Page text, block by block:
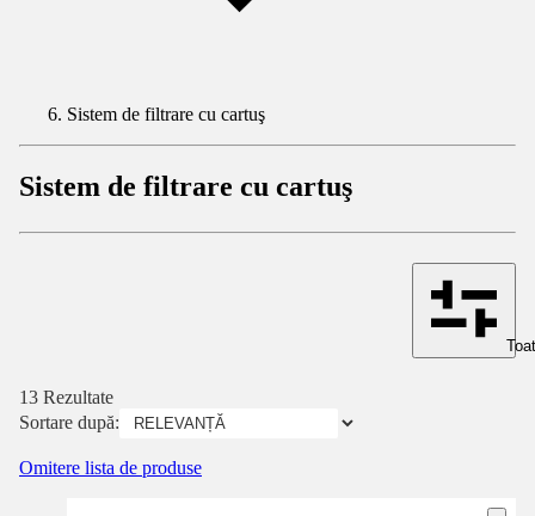
Sistem de filtrare cu cartuş
Sistem de filtrare cu cartuş
13 Rezultate
Sortare după:
Omitere lista de produse